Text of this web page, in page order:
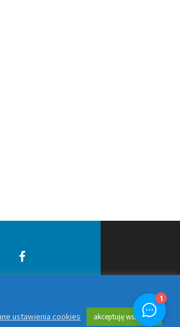
ustawienia cookies akceptuję wszystko